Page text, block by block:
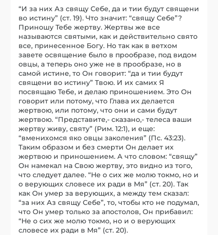
“И за них Аз свящу Себе, да и тии будут священи
во истину” (ст. 19). Что значит: “свящу Себе”?
Приношу Тебе жертву. Жертвы же все
называются святыми, как и действительно свято
все, принесенное Богу. Но так как в ветхом
завете освящение было в прообразе, под видом
овцы, а теперь оно уже не в прообразе, но в
самой истине, то Он говорит: “да и тии будут
священи во истину” Твою. И их самих Я
посвящаю Тебе, и делаю приношением. Это Он
говорит или потому, что Глава их делается
жертвою, или потому, что они и сами будут
жертвою. “Представите,- сказано,- телеса ваши
жертву живу, святу” (Рим. 12:1), и еще:
“вменихомся яко овцы заколения” (Пс. 43:23).
Таким образом и без смерти Он делает их
жертвою и приношением. А что словом: “свящу”
Он намекал на Свою жертву, это видно из того,
что следует далее. “Не о сих же молю токмо, но и
о верующих словесе их ради в Мя” (ст. 20). Так
как Он умер за верующих, а между тем сказал:
“за них Аз свящу Себе”, то, чтобы кто не подумал,
что Он умер только за апостолов, Он прибавил:
“Не о сих же молю токмо, но и о верующих
словесе их ради в Мя” (ст. 20).